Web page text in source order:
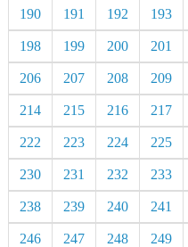
190 191 192 193
198 199 200 201
206 207 208 209
214 215 216 217
222 223 224 225
230 231 232 233
238 239 240 241
246 247 248 249